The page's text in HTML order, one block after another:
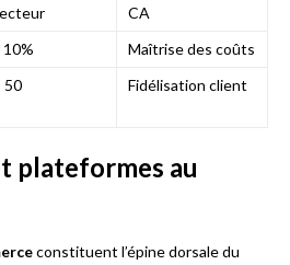
CA
10%
Maîtrise des coûts
50 Fidélisation client
plateformes au
constituent l’épine dorsale du